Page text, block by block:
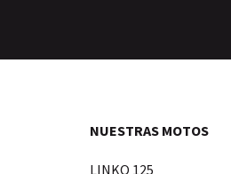
NUESTRAS MOTOS
LINKO 125